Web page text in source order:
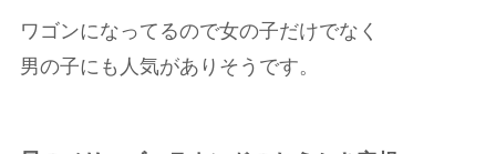
ワゴンになってるので女の子だけでなく
男の子にも人気がありそうです。